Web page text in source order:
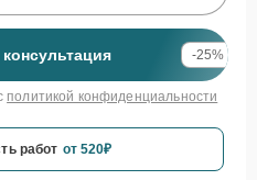
-25%
политикой конфиденциальности
работ от 520₽